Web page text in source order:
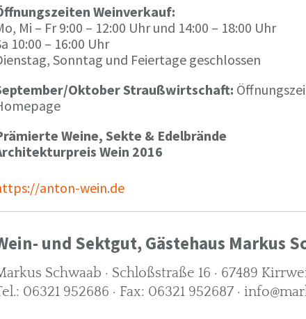
Weinverkauf:
Mi – Fr 9:00 – 12:00 Uhr und 14:00 – 18:00 Uhr
10:00 – 16:00 Uhr
Sonntag und Feiertage geschlossen
Oktober Straußwirtschaft:
Weine, Sekte & Edelbrände
Wein 2016
anton-wein.de
und Sektgut, Gästehaus Markus
Schwaab · Schloßstraße 16 · 67489
06321 952686 · Fax: 06321 952687 ·